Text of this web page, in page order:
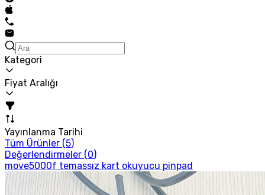
Kategori
Fiyat Aralığı
Yayınlanma Tarihi
Tüm Ürünler (5)
Değerlendirmeler (0)
move5000f temassız kart okuyucu pinpad